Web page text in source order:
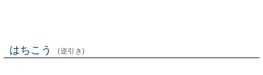
はちこう (逆引き)